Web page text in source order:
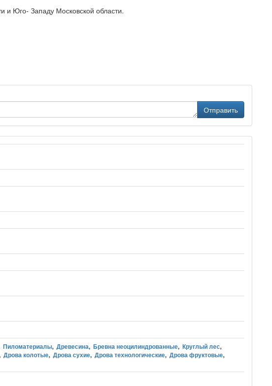
и Юго- Западу Московской области.
Отправить
Пиломатериалы, Древесина, Бревна неоцилиндрованные, Круглый лес,
Дрова колотые, Дрова сухие, Дрова технологические, Дрова фруктовые,